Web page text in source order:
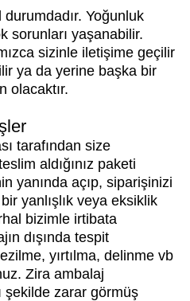
Yoğunluk
sorunları yaşanabilir.
sizinle iletişime geçilir
ya da yerine başka bir
olacaktır.
tarafından size
aldığınız paketi
yanında açıp, siparişinizi
yanlışlık veya eksiklik
bizimle irtibata
dışında tespit
yırtılma, delinme vb
Zira ambalaj
şekilde zarar görmüş